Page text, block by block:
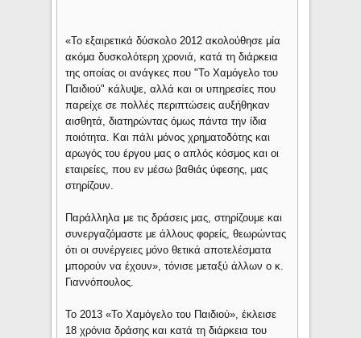
«Το εξαιρετικά δύσκολο 2012 ακολούθησε μία
ακόμα δυσκολότερη χρονιά, κατά τη διάρκεια
της οποίας οι ανάγκες που "Το Χαμόγελο του
Παιδιού" κάλυψε, αλλά και οι υπηρεσίες που
παρείχε σε πολλές περιπτώσεις αυξήθηκαν
αισθητά, διατηρώντας όμως πάντα την ίδια
ποιότητα. Και πάλι μόνος χρηματοδότης και
αρωγός του έργου μας ο απλός κόσμος και οι
εταιρείες, που εν μέσω βαθιάς ύφεσης, μας
στηρίζουν.
Παράλληλα με τις δράσεις μας, στηρίζουμε και
συνεργαζόμαστε με άλλους φορείς, θεωρώντας
ότι οι συνέργειες μόνο θετικά αποτελέσματα
μπορούν να έχουν», τόνισε μεταξύ άλλων ο κ.
Γιαννόπουλος.
Το 2013 «Το Χαμόγελο του Παιδιού», έκλεισε
18 χρόνια δράσης και κατά τη διάρκεια του